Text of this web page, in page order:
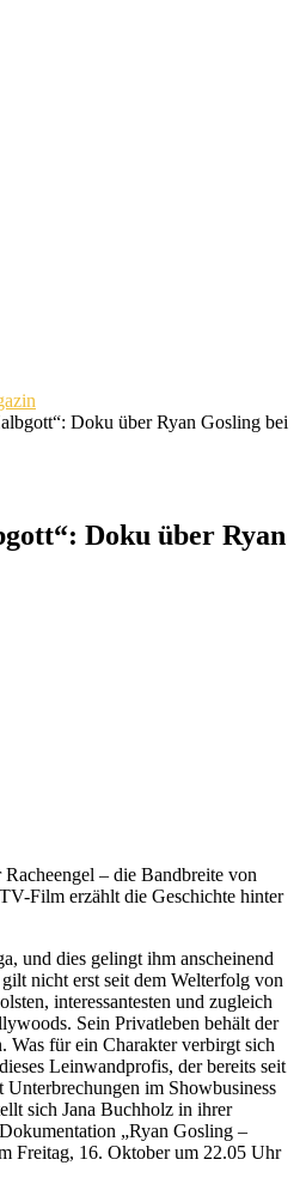
Doku über Ryan Gosling bei
Doku über Ryan
– die Bandbreite von
Film erzählt die Geschichte hinter
und dies gelingt ihm anscheinend
nicht erst seit dem Welterfolg von
interessantesten und zugleich
Sein Privatleben behält der
Was für ein Charakter verbirgt sich
Leinwandprofis, der bereits seit
Unterbrechungen im Showbusiness
sich Jana Buchholz in ihrer
„Ryan Gosling –
Freitag, 16. Oktober um 22.05 Uhr